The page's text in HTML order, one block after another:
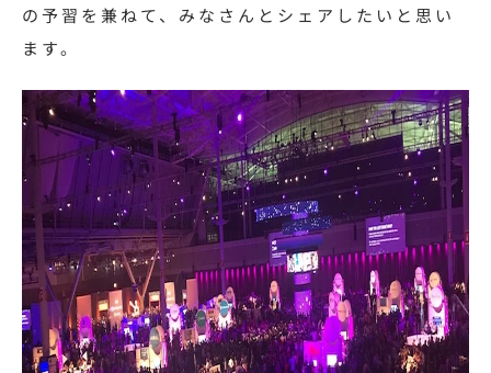
の予習を兼ねて、みなさんとシェアしたいと思い
ます。